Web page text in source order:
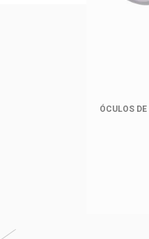
ÓCULOS